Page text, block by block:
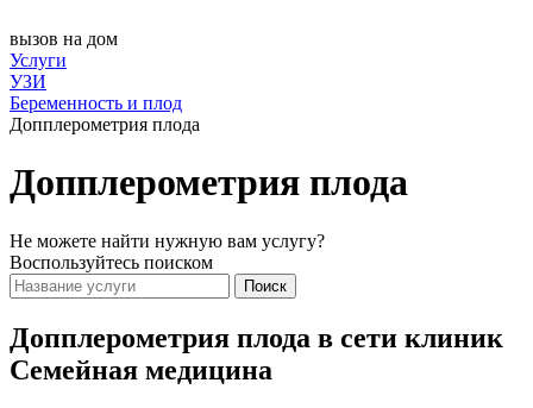
вызов на дом
Услуги
УЗИ
Беременность и плод
Допплерометрия плода
Допплерометрия плода
Не можете найти нужную вам услугу?
Воспользуйтесь поиском
Поиск
Допплерометрия плода в сети клиник
Семейная медицина